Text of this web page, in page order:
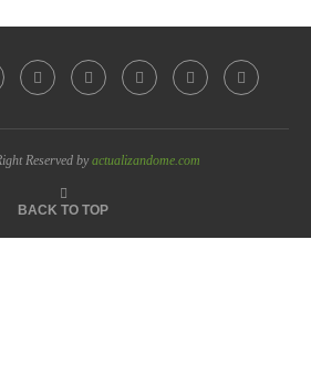
Reserved byactualizandome.com
BACK TO TOP